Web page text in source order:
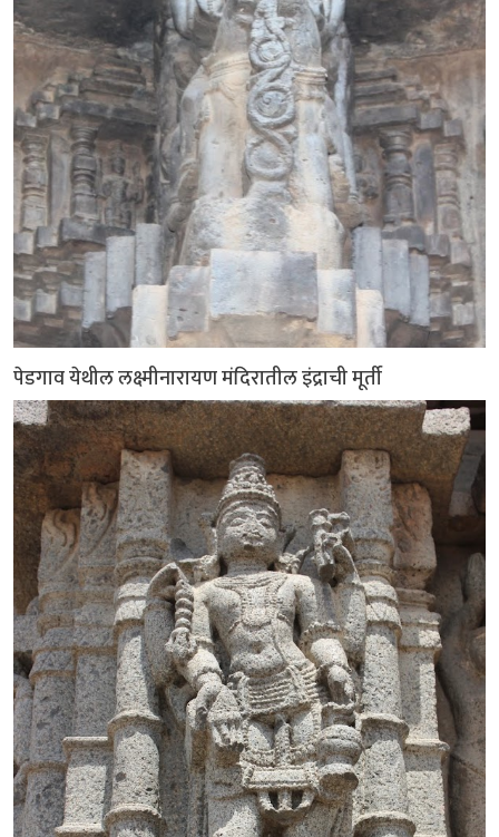
पेडगाव येथील लक्ष्मीनारायण मंदिरातील इंद्राची मूर्ती